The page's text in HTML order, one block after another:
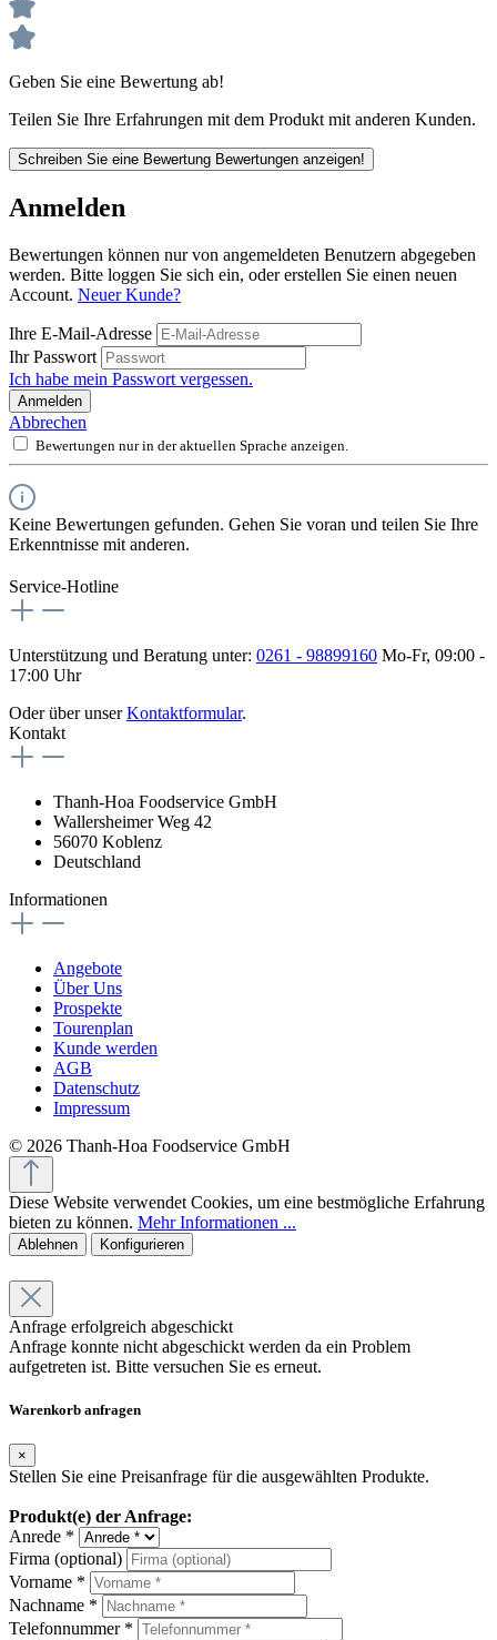
Geben Sie eine Bewertung ab!
Teilen Sie Ihre Erfahrungen mit dem Produkt mit anderen Kunden.
Schreiben Sie eine Bewertung Bewertungen anzeigen!
Anmelden
Bewertungen können nur von angemeldeten Benutzern abgegeben
werden. Bitte loggen Sie sich ein, oder erstellen Sie einen neuen
Account. Neuer Kunde?
Ihre E-Mail-Adresse
Ihr Passwort
Ich habe mein Passwort vergessen.
Anmelden
Abbrechen
Bewertungen nur in der aktuellen Sprache anzeigen.
Keine Bewertungen gefunden. Gehen Sie voran und teilen Sie Ihre
Erkenntnisse mit anderen.
Service-Hotline
Unterstützung und Beratung unter: 0261 - 98899160 Mo-Fr, 09:00 -
17:00 Uhr
Oder über unserKontaktformular.
Kontakt
Thanh-Hoa Foodservice GmbH
Wallersheimer Weg 42
56070 Koblenz
Deutschland
Informationen
Angebote
Über Uns
Prospekte
Tourenplan
Kunde werden
AGB
Datenschutz
Impressum
© 2026 Thanh-Hoa Foodservice GmbH
Diese Website verwendet Cookies, um eine bestmögliche Erfahrung
bieten zu können. Mehr Informationen ...
Ablehnen Konfigurieren
Anfrage erfolgreich abgeschickt
Anfrage konnte nicht abgeschickt werden da ein Problem
aufgetreten ist. Bitte versuchen Sie es erneut.
Warenkorb anfragen
×
Stellen Sie eine Preisanfrage für die ausgewählten Produkte.
Produkt(e) der Anfrage:
Anrede *
Firma (optional)
Vorname *
Nachname *
Telefonnummer *